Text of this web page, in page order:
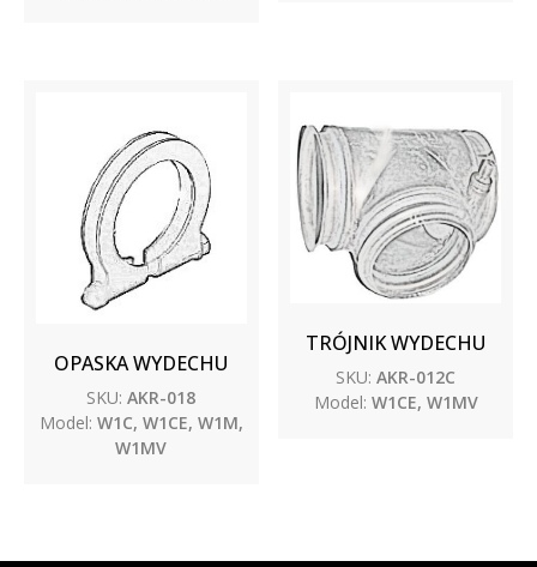
OPASKA WYDECHU
SKU: AKR-018
Model: W1C, W1CE, W1M,
W1MV
TRÓJNIK WYDECHU
SKU: AKR-012C
Model: W1CE, W1MV